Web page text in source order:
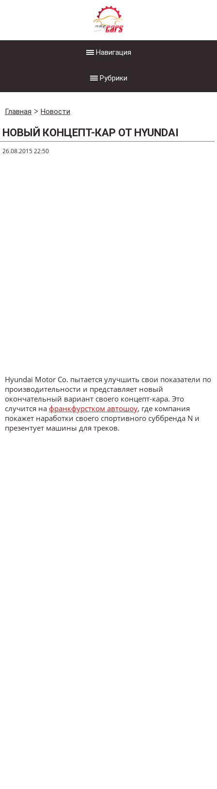
Навигация
Рубрики
Главная Новости
НОВЫЙ КОНЦЕПТ-КАР ОТ HYUNDAI
26.08.2015 22:50
Hyundai Motor Co. пытается улучшить свои показатели по
производительности и представляет новый
окончательный вариант своего концепт-кара. Это
случится на франкфурстком автошоу, где компания
покажет наработки своего спортивного суббренда N и
презентует машины для треков.